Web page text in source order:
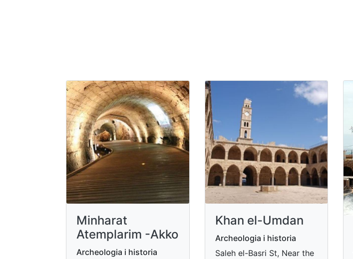
Minharat
Atemplarim -Akko
Archeologia i historia
Khan el-Umdan
Archeologia i historia
Saleh el-Basri St, Near the